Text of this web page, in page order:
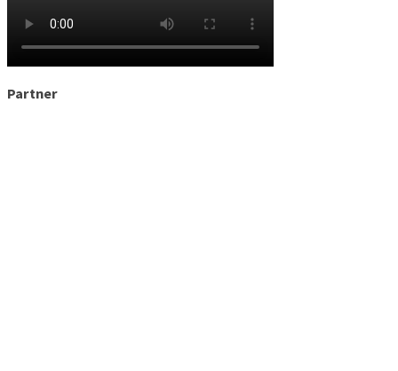
Partner